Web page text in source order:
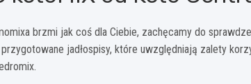
brzmi jak coś dla Ciebie, zachęcamy do
jadłospisy, które uwzględniają zalety